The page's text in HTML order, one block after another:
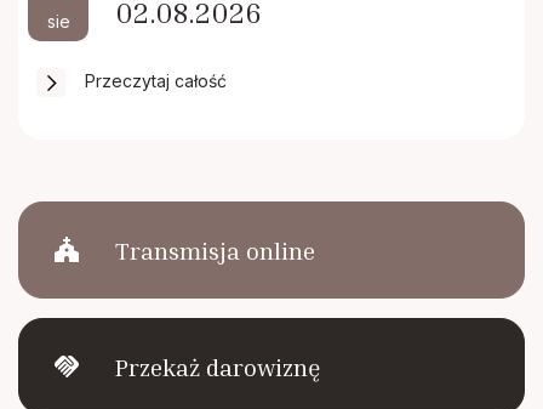
church Transmisja online
handshake Przekaż darowiznę
sie
02.08.2026
Przeczytaj całość